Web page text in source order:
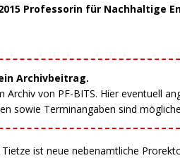
Professorin für Nachhaltige
Archivbeitrag.
Archiv von PF-BITS. Hier eventuell
sowie Terminangaben sind
ist neue nebenamtliche